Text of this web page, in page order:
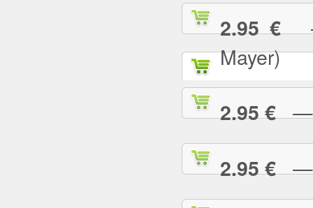
2.95 €—
Mayer)
2.95 €—
2.95 €—